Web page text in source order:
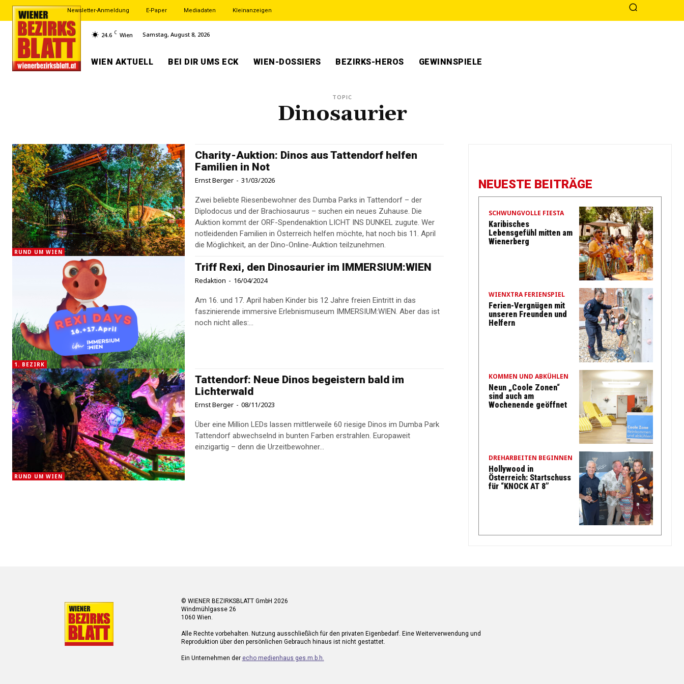
Newsletter-Anmeldung E-Paper Mediadaten Kleinanzeigen
24.6 C Wien Samstag, August 8, 2026
WIEN AKTUELL BEI DIR UMS ECK WIEN-DOSSIERS BEZIRKS-HEROS GEWINNSPIELE
TOPIC
Dinosaurier
RUND UM WIEN
Charity-Auktion: Dinos aus Tattendorf helfen
Familien in Not
Ernst Berger - 31/03/2026
Zwei beliebte Riesenbewohner des Dumba Parks in Tattendorf – der
Diplodocus und der Brachiosaurus – suchen ein neues Zuhause. Die
Auktion kommt der ORF-Spendenaktion LICHT INS DUNKEL zugute. Wer
notleidenden Familien in Österreich helfen möchte, hat noch bis 11. April
die Möglichkeit, an der Dino-Online-Auktion teilzunehmen.
1. BEZIRK
Triff Rexi, den Dinosaurier im IMMERSIUM:WIEN
Redaktion - 16/04/2024
Am 16. und 17. April haben Kinder bis 12 Jahre freien Eintritt in das
faszinierende immersive Erlebnismuseum IMMERSIUM:WIEN. Aber das ist
noch nicht alles:...
RUND UM WIEN
Tattendorf: Neue Dinos begeistern bald im
Lichterwald
Ernst Berger - 08/11/2023
Über eine Million LEDs lassen mittlerweile 60 riesige Dinos im Dumba Park
Tattendorf abwechselnd in bunten Farben erstrahlen. Europaweit
einzigartig – denn die Urzeitbewohner...
NEUESTE BEITRÄGE
SCHWUNGVOLLE FIESTA
Karibisches
Lebensgefühl mitten am
Wienerberg
WIENXTRA FERIENSPIEL
Ferien-Vergnügen mit
unseren Freunden und
Helfern
KOMMEN UND ABKÜHLEN
Neun „Coole Zonen“
sind auch am
Wochenende geöffnet
DREHARBEITEN BEGINNEN
Hollywood in
Österreich: Startschuss
für “KNOCK AT 8”
© WIENER BEZIRKSBLATT GmbH 2026
Windmühlgasse 26
1060 Wien.
Alle Rechte vorbehalten. Nutzung ausschließlich für den privaten Eigenbedarf. Eine Weiterverwendung und
Reproduktion über den persönlichen Gebrauch hinaus ist nicht gestattet.
Ein Unternehmen der echo medienhaus ges.m.b.h.